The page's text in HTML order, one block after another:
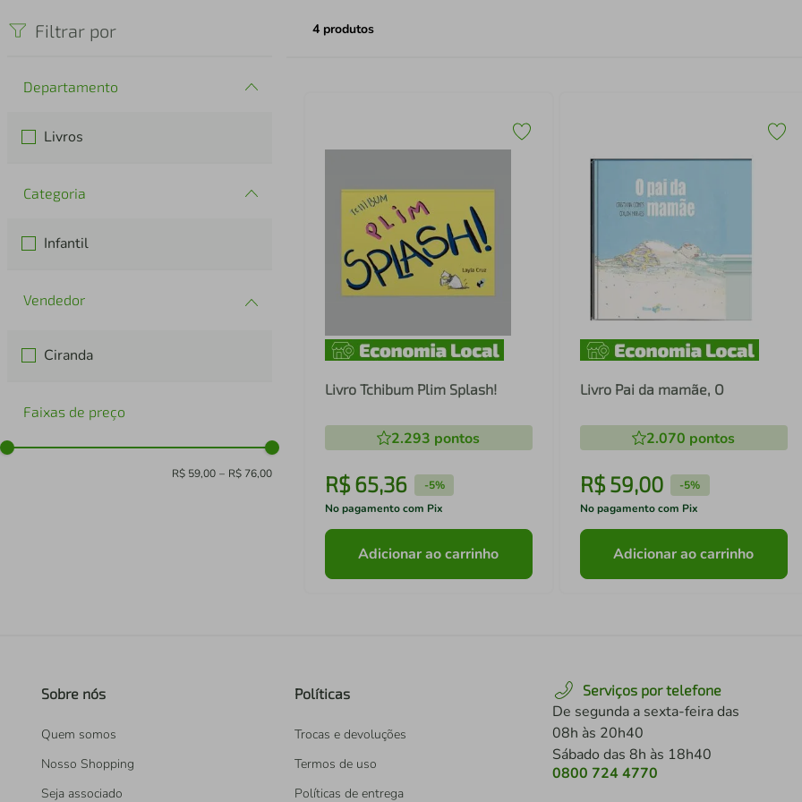
Filtrar por
Departamento
Livros
Categoria
Infantil
Ciranda
Faixas de preço
R$ 59,00 – R$ 76,00
4 produtos
Livro Tchibum Plim Splash!
2.293 pontos
R$ 65,36 -5%
No pagamento com Pix
Adicionar ao carrinho
Livro Pai da mamãe, O
2.070 pontos
R$ 59,00 -5%
No pagamento com Pix
Adicionar ao carrinho
Sobre nós
Quem somos
Nosso Shopping
Seja associado
Políticas
Trocas e devoluções
Termos de uso
Políticas de entrega
Serviços por telefone
De segunda a sexta-feira das
08h às 20h40
Sábado das 8h às 18h40
0800 724 4770